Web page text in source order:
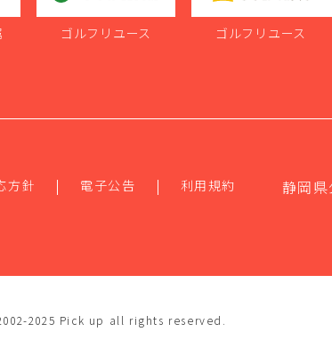
ゴルフリユース ゴルフリユース
方針 電子公告 利用規約 静岡
2025 Pick up all rights reserved.